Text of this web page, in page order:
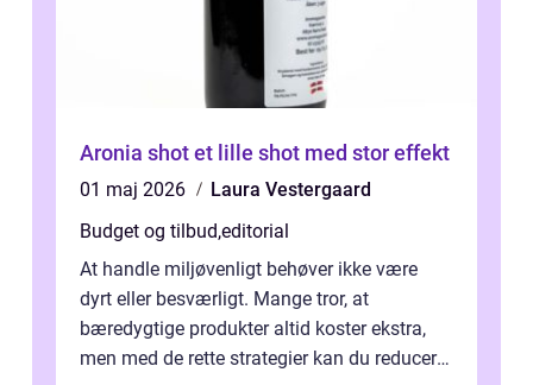
Aronia shot et lille shot med stor effekt
01 maj 2026
Laura Vestergaard
Budget og tilbud,editorial
At handle miljøvenligt behøver ikke være
dyrt eller besværligt. Mange tror, at
bæredygtige produkter altid koster ekstra,
men med de rette strategier kan du reducere